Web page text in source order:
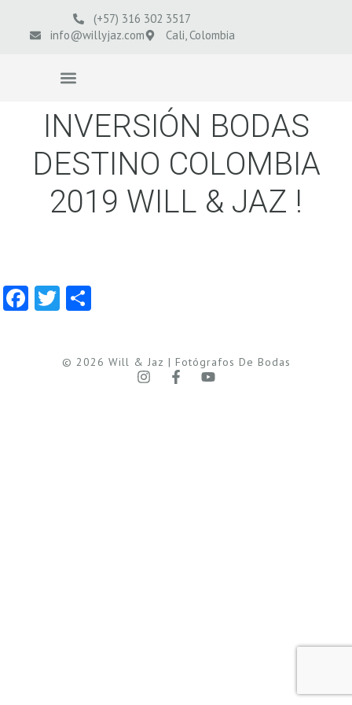
(+57) 316 302 3517
info@willyjaz.com
Cali, Colombia
INVERSIÓN BODAS
DESTINO COLOMBIA
2019 WILL & JAZ !
Facebook
Twitter
© 2026 Will & Jaz | Fotógrafos De Bodas